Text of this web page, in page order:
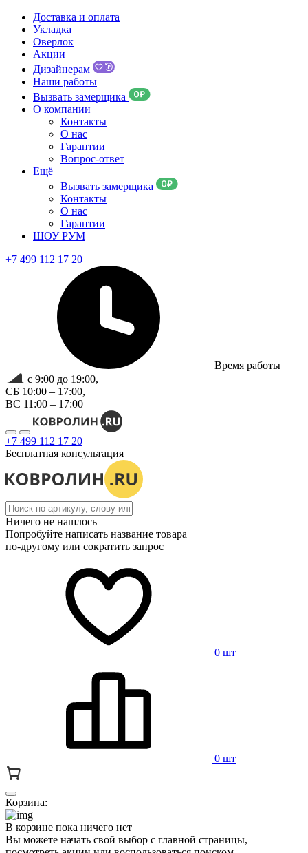
Доставка и оплата
Укладка
Оверлок
Акции
Дизайнерам
Наши работы
Вызвать замерщика
О компании
Контакты
О нас
Гарантии
Вопрос-ответ
Ещё
Вызвать замерщика
Контакты
О нас
Гарантии
ШОУ РУМ
+7 499 112 17 20
Время работы
с 9:00 до 19:00,
СБ 10:00 – 17:00,
ВС 11:00 – 17:00
+7 499 112 17 20
Бесплатная консультация
Ничего не нашлось
Попробуйте написать название товара
по-другому или сократить запрос
0 шт
0 шт
Корзина:
В корзине пока ничего нет
Вы можете начать свой выбор с главной страницы,